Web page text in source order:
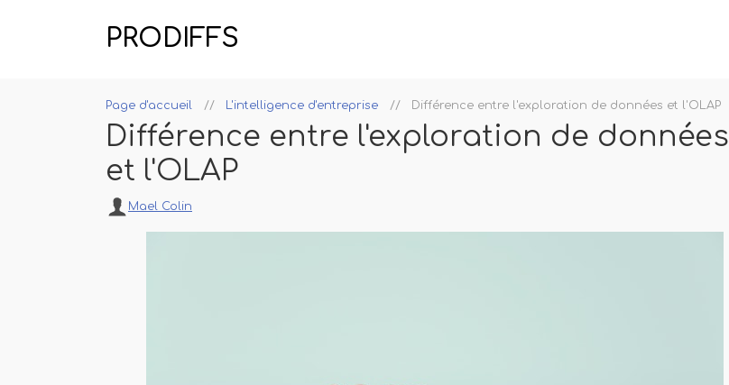
PRODIFFS
Page d'accueil L'intelligence d'entreprise Différence entre l'exploration de données et l'OLAP
Différence entre l'exploration de données
et l'OLAP
Mael Colin